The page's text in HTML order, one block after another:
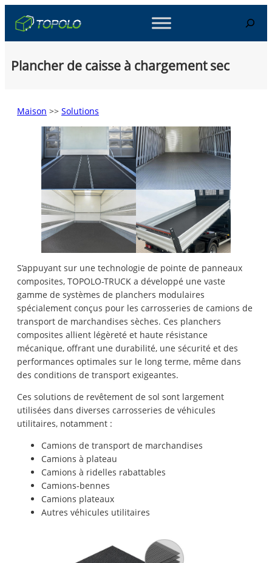
Search
Plancher de caisse à chargement sec
Maison >> Solutions
S’appuyant sur une technologie de pointe de panneaux
composites, TOPOLO-TRUCK a développé une vaste
gamme de systèmes de planchers modulaires
spécialement conçus pour les carrosseries de camions de
transport de marchandises sèches. Ces planchers
composites allient légèreté et haute résistance
mécanique, offrant une durabilité, une sécurité et des
performances optimales sur le long terme, même dans
des conditions de transport exigeantes.
Ces solutions de revêtement de sol sont largement
utilisées dans diverses carrosseries de véhicules
utilitaires, notamment :
Camions de transport de marchandises
Camions à plateau
Camions à ridelles rabattables
Camions-bennes
Camions plateaux
Autres véhicules utilitaires